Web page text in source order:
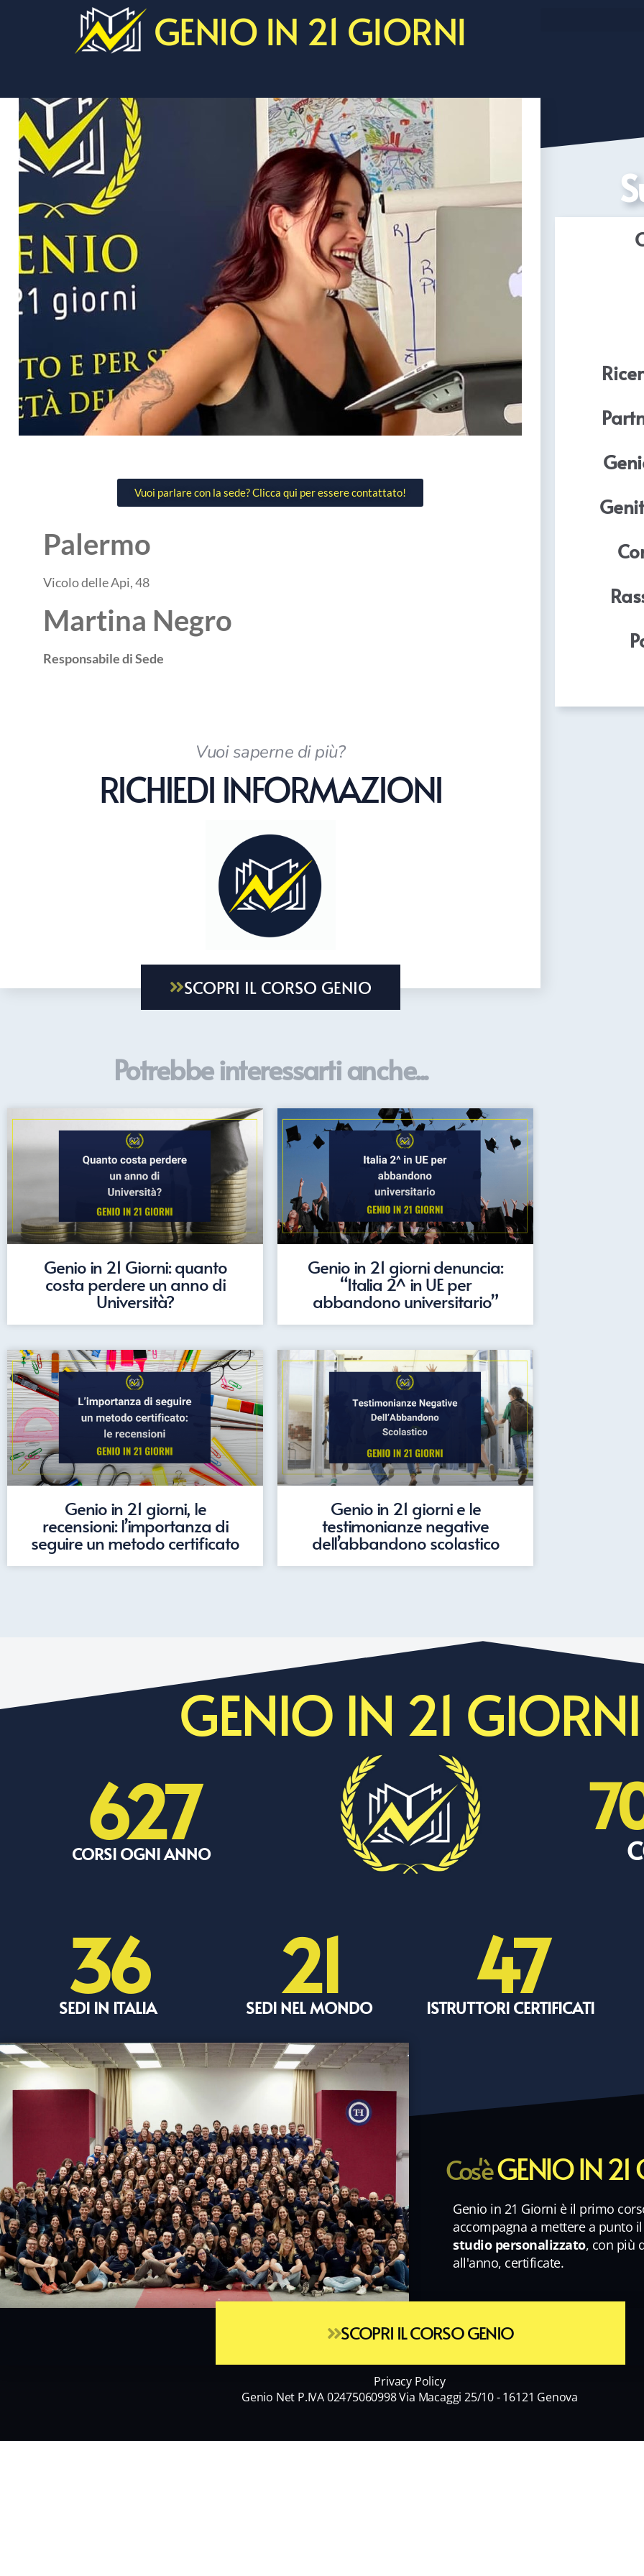
GENIO IN 21 GIORNI
Vuoi parlare con la sede? Clicca qui per essere contattato!
Palermo
Vicolo delle Api, 48
Martina Negro
Responsabile di Sede
Vuoi saperne di più?
RICHIEDI INFORMAZIONI
SCOPRI IL CORSO GENIO
Potrebbe interessarti anche...
Genio in 21 Giorni: quanto
costa perdere un anno di
Università?
Genio in 21 giorni denuncia:
“Italia 2^ in UE per
abbandono universitario”
Genio in 21 giorni, le
recensioni: l’importanza di
seguire un metodo certificato
Genio in 21 giorni e le
testimonianze negative
dell’abbandono scolastico
GENIO IN 21 GIORNI
CORSI OGNI ANNO
627
SEDI IN ITALIA
36 SEDI NEL MONDO
21 ISTRUTTORI CERTIFICATI
47
Cos'èGENIO IN 21
Genio in 21 Giorni è il primo
accompagna a mettere a punto
studio personalizzato, con più
all'anno, certificate.
SCOPRI IL CORSO GENIO
Privacy Policy
Genio Net P.IVA 02475060998 Via Macaggi 25/10 - 16121 Genova